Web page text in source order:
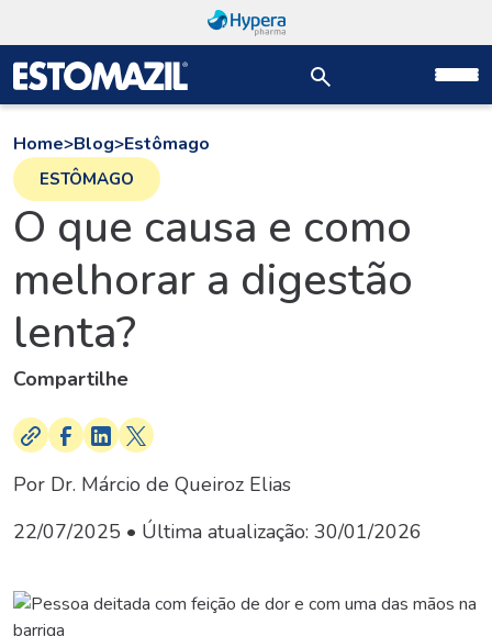
Home>Blog>Estômago
ESTÔMAGO
O que causa e como
melhorar a digestão
lenta?
Compartilhe
Por Dr. Márcio de Queiroz Elias
22/07/2025 • Última atualização: 30/01/2026